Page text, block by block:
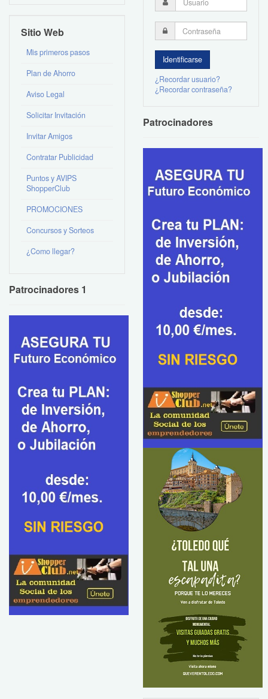
Sitio Web
Mis primeros pasos
Plan de Ahorro
Aviso Legal
Solicitar Invitación
Invitar Amigos
Contratar Publicidad
Puntos y AVIPS
ShopperClub
PROMOCIONES
Concursos y Sorteos
¿Como llegar?
Patrocinadores 1
¿Recordar usuario?
¿Recordar contraseña?
Patrocinadores